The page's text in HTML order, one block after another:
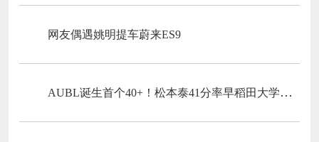
网友偶遇姚明提车蔚来ES9
AUBL诞生首个40+！松本泰41分率早稻田大学晋级四强！